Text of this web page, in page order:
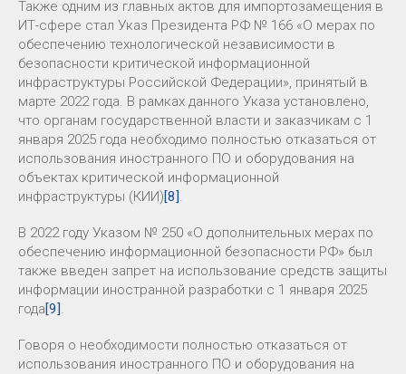
Также одним из главных актов для импортозамещения в
ИТ-сфере стал Указ Президента РФ № 166 «О мерах по
обеспечению технологической независимости в
безопасности критической информационной
инфраструктуры Российской Федерации», принятый в
марте 2022 года. В рамках данного Указа установлено,
что органам государственной власти и заказчикам с 1
января 2025 года необходимо полностью отказаться от
использования иностранного ПО и оборудования на
объектах критической информационной
инфраструктуры (КИИ)[8].
В 2022 году Указом № 250 «О дополнительных мерах по
обеспечению информационной безопасности РФ» был
также введен запрет на использование средств защиты
информации иностранной разработки с 1 января 2025
года[9].
Говоря о необходимости полностью отказаться от
использования иностранного ПО и оборудования на